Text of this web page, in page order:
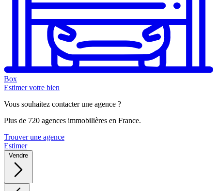
Box
Estimer votre bien
Vous souhaitez contacter une agence ?
Plus de 720 agences immobilières en France.
Trouver une agence
Estimer
Vendre